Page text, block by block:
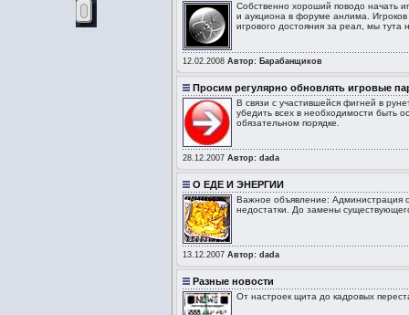
Собственно хороший поводо начать
и аукциона в форуме анлима. Игроков
игрового достояния за реал, мы
12.02.2008 Автор: Барабанщиков
Просим регулярно обновлять игровые
В связи с участившейся фигней в
убедить всех в необходимости быть
обязательном порядке.
28.12.2007 Автор: dada
О ЕДЕ И ЭНЕРГИИ
Важное объявление: Администрация
недостатки. До замены
13.12.2007 Автор: dada
Разные новости
От настроек щита до кадровых